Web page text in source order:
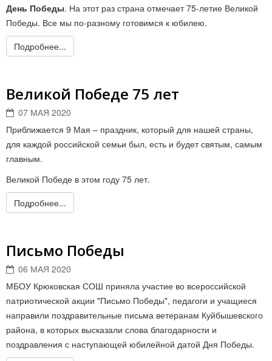
День Победы. На этот раз страна отмечает 75-летие Великой
Победы. Все мы по-разному готовимся к юбилею.
Подробнее...
Великой Победе 75 лет
07 МАЯ 2020
Приближается 9 Мая – праздник, который для нашей страны,
для каждой российской семьи был, есть и будет святым, самым
главным.
Великой Победе в этом году 75 лет.
Подробнее...
Письмо Победы
06 МАЯ 2020
МБОУ Крюковская СОШ приняла участие во всероссийской
патриотической акции "Письмо Победы", педагоги и учащиеся
направили поздравительные письма ветеранам Куйбышевского
района, в которых высказали слова благодарности и
поздравления с наступающей юбилейной датой Дня Победы.